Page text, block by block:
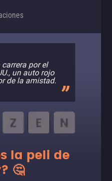
por el
un auto rojo
de la amistad.
la peli de
🤔